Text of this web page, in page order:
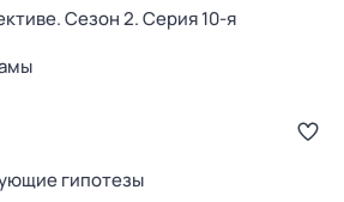
. Сезон 2. Серия 10-я
гипотезы